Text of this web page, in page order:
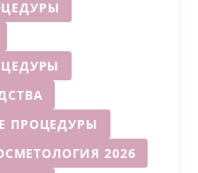
ПРОЦЕДУРЫ
2026